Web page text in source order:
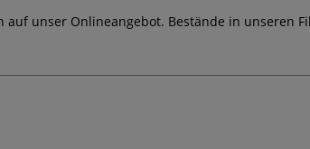
unser Onlineangebot. Bestände in unseren